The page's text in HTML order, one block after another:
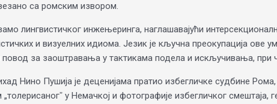
са ромским извором.
лингвистичког инжењеринга, наглашавајући
и визуелних идиома. Језик је кључна преокупација ове
повод за заоштравања у тактикама подела и искључивања,
Нино Пушија је деценијама пратио избегличке судбине
у Немачкој и фотографије избегличког смештаја,